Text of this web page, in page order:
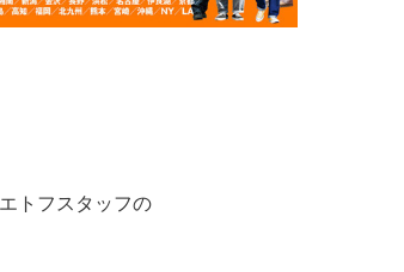
トフスタッフの